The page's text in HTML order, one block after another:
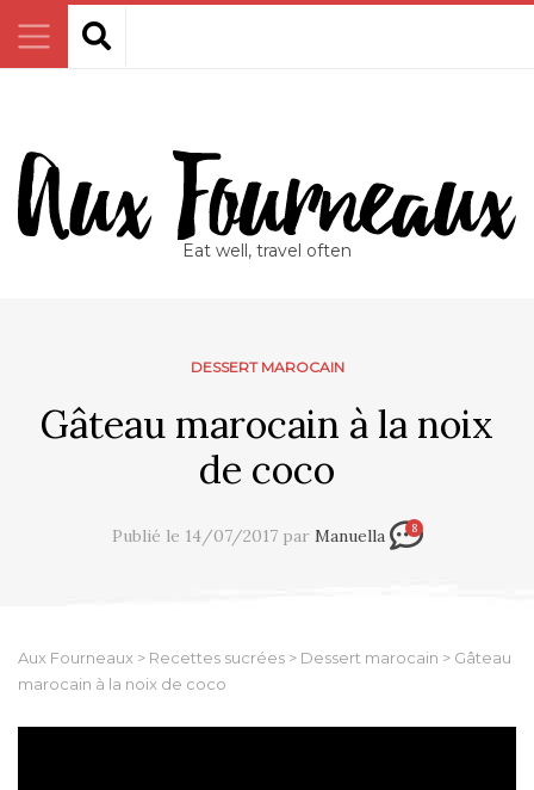
Eat well, travel often
DESSERT MAROCAIN
Gâteau marocain à la noix
de coco
Publié le 14/07/2017 par Manuella 8
Aux Fourneaux > Recettes sucrées > Dessert marocain > Gâteau
marocain à la noix de coco